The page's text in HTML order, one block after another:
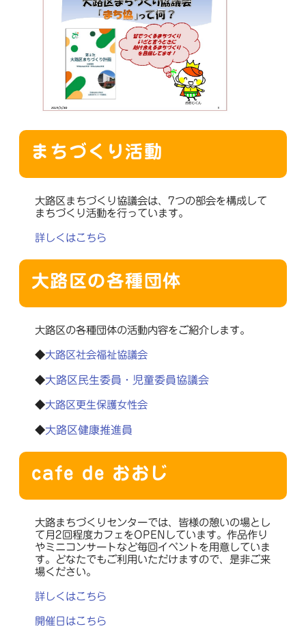
まちづくり活動
大路区まちづくり協議会は、7つの部会を構成して
まちづくり活動を行っています。
詳しくはこちら
大路区の各種団体
大路区の各種団体の活動内容をご紹介します。
◆大路区社会福祉協議会
◆大路区民生委員・児童委員協議会
◆大路区更生保護女性会
◆大路区健康推進員
cafe de おおじ
大路まちづくりセンターでは、皆様の憩いの場とし
て月2回程度カフェをOPENしています。作品作り
やミニコンサートなど毎回イベントを用意していま
す。どなたでもご利用いただけますので、是非ご来
場ください。
詳しくはこちら
開催日はこちら